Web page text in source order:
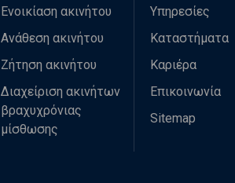
Ενοικίαση ακινήτου
Ανάθεση ακινήτου
Ζήτηση ακινήτου
Διαχείριση ακινήτων
βραχυχρόνιας
μίσθωσης
Υπηρεσίες
Καταστήματα
Καριέρα
Επικοινωνία
Sitemap